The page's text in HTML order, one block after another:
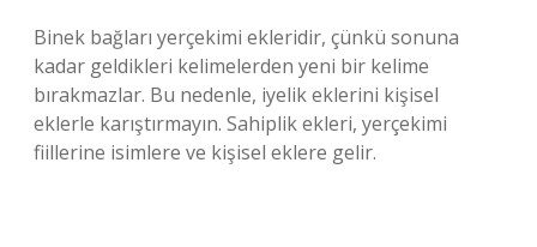
Binek bağları yerçekimi ekleridir, çünkü sonuna
kadar geldikleri kelimelerden yeni bir kelime
bırakmazlar. Bu nedenle, iyelik eklerini kişisel
eklerle karıştırmayın. Sahiplik ekleri, yerçekimi
fiillerine isimlere ve kişisel eklere gelir.